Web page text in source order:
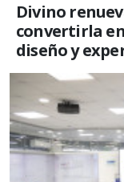
Divino
convertirla
diseño y